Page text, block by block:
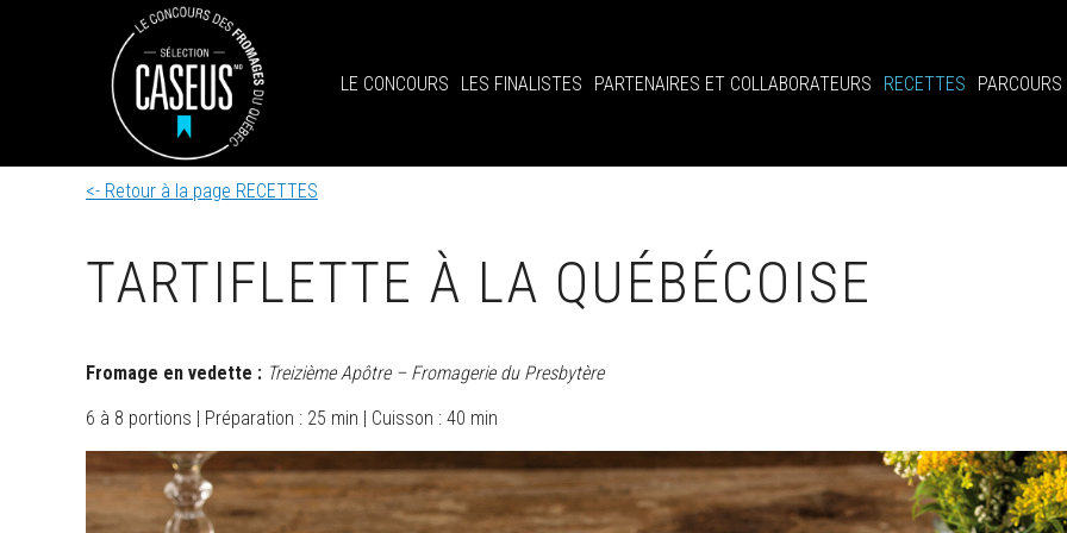
LE CONCOURS LES FINALISTES PARTENAIRES ET COLLABORATEURS RECETTES
<- Retour à la page RECETTES
TARTIFLETTE À LA QUÉBÉCOISE
Fromage en vedette : Treizième Apôtre – Fromagerie du Presbytère
6 à 8 portions | Préparation : 25 min | Cuisson : 40 min